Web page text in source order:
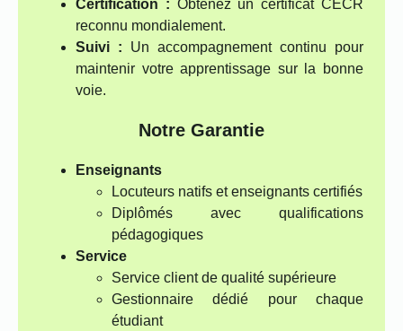
Certification : Obtenez un certificat CECR
reconnu mondialement.
Suivi : Un accompagnement continu pour
maintenir votre apprentissage sur la bonne
voie.
Notre Garantie
Enseignants
Locuteurs natifs et enseignants certifiés
Diplômés avec qualifications
pédagogiques
Service
Service client de qualité supérieure
Gestionnaire dédié pour chaque
étudiant